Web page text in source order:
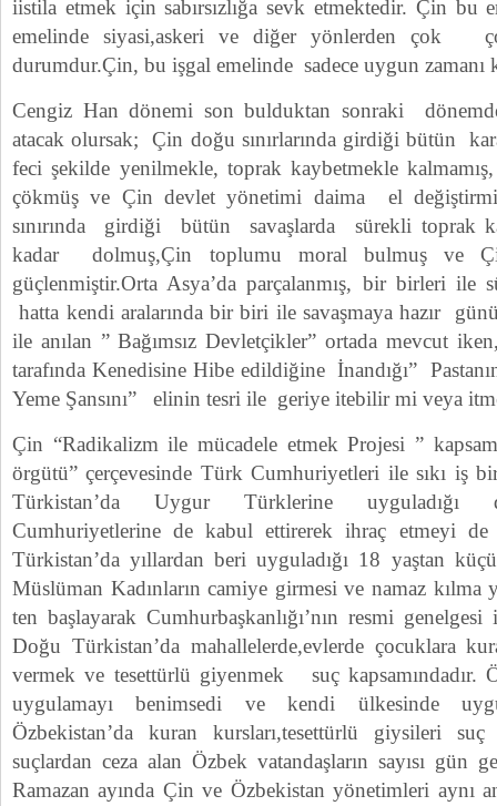
iistila etmek için sabırsızlığa sevk etmektedir. Çin bu
emelinde siyasi,askeri ve diğer yönlerden çok
durumdur.Çin, bu işgal emelinde sadece uygun zamanı
Cengiz Han dönemi son bulduktan sonraki
atacak olursak; Çin doğu sınırlarında girdiği bütün
feci şekilde yenilmekle, toprak kaybetmekle kalmamış,
çökmüş ve Çin devlet yönetimi daima el
sınırında girdiği bütün savaşlarda sürekli toprak
kadar dolmuş,Çin toplumu moral bulmuş ve
güçlenmiştir.Orta Asya’da parçalanmış, bir birleri
hatta kendi aralarında bir biri ile savaşmaya hazır
ile anılan ” Bağımsız Devletçikler” ortada mevcut
tarafında Kenedisine Hibe edildiğine İnandığı”
Yeme Şansını” elinin tesri ile geriye itebilir mi veya
Çin “Radikalizm ile mücadele etmek Projesi ”
örgütü” çerçevesinde Türk Cumhuriyetleri ile sıkı iş
Türkistan’da Uygur Türklerine uyguladığı
Cumhuriyetlerine de kabul ettirerek ihraç etmeyi de
Türkistan’da yıllardan beri uyguladığı 18 yaştan
Müslüman Kadınların camiye girmesi ve namaz kılma
ten başlayarak Cumhurbaşkanlığı’nın resmi
Doğu Türkistan’da mahallelerde,evlerde çocuklara
vermek ve tesettürlü giyenmek suç kapsamındadır.
uygulamayı benimsedi ve kendi ülkesinde
Özbekistan’da kuran kursları,tesettürlü giysileri
suçlardan ceza alan Özbek vatandaşların sayısı gün
Ramazan ayında Çin ve Özbekistan yönetimleri aynı